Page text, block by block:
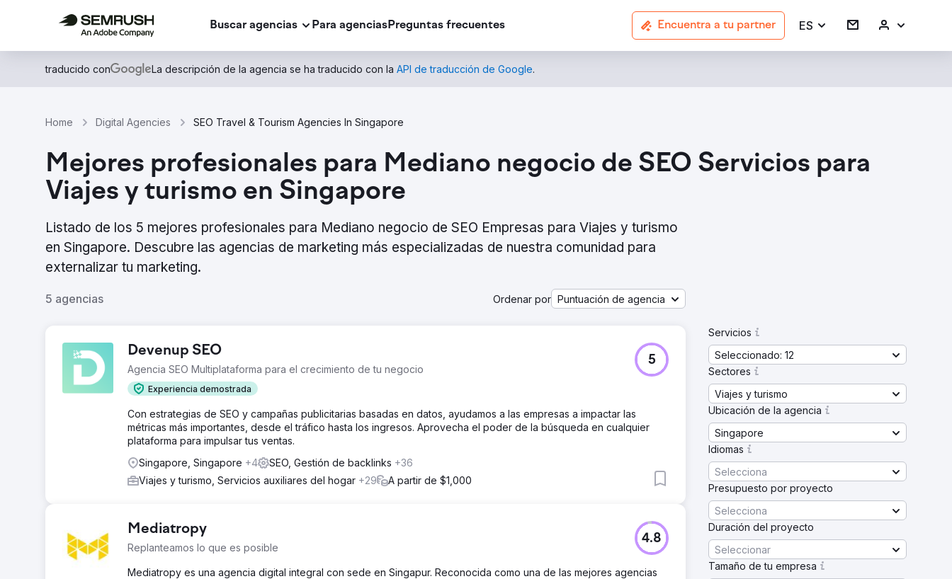
Buscar agencias Para agenciasPreguntas frecuentes Encuentra a tu partner ES
traducido con La descripción de la agencia se ha traducido con la API de traducción de Google.
Home Digital Agencies SEO Travel & Tourism Agencies In Singapore
Mejores profesionales para Mediano negocio de SEO Servicios para
Viajes y turismo en Singapore
Listado de los 5 mejores profesionales para Mediano negocio de SEO Empresas para Viajes y turismo
en Singapore. Descubre las agencias de marketing más especializadas de nuestra comunidad para
externalizar tu marketing.
5 agencias Ordenar por Puntuación de agencia
Devenup SEO
Agencia SEO Multiplataforma para el crecimiento de tu negocio
Experiencia demostrada
5
Con estrategias de SEO y campañas publicitarias basadas en datos, ayudamos a las empresas a impactar las
métricas más importantes, desde el tráfico hasta los ingresos. Aprovecha el poder de la búsqueda en cualquier
plataforma para impulsar tus ventas.
Singapore, Singapore +4 SEO, Gestión de backlinks +36
Viajes y turismo, Servicios auxiliares del hogar +29 A partir de $1,000
Mediatropy
Replanteamos lo que es posible
4.8
Mediatropy es una agencia digital integral con sede en Singapur. Reconocida como una de las mejores agencias
Servicios
Seleccionado: 12
Sectores
Viajes y turismo
Ubicación de la agencia
Singapore
Idiomas
Selecciona
Presupuesto por proyecto
Selecciona
Duración del proyecto
Seleccionar
Tamaño de tu empresa